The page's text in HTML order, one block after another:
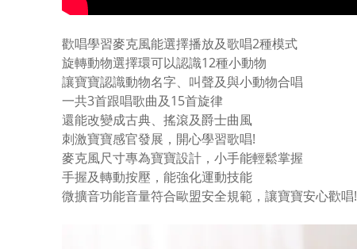
歡唱學習麥克風能選擇播放及歌唱2種模式
旋轉動物選擇環可以認識12種小動物
讓寶寶認識動物名字、叫聲及與小動物合唱
一共3首跟唱歌曲及15首旋律
還能改變成古典、搖滾及爵士曲風
刺激寶寶感官發展，開心學習歌唱!
麥克風尺寸專為寶寶設計，小手能輕鬆掌握
手握及轉動按壓，能強化運動技能
微擴音功能音量符合歐盟安全規範，讓寶寶安心歡唱!